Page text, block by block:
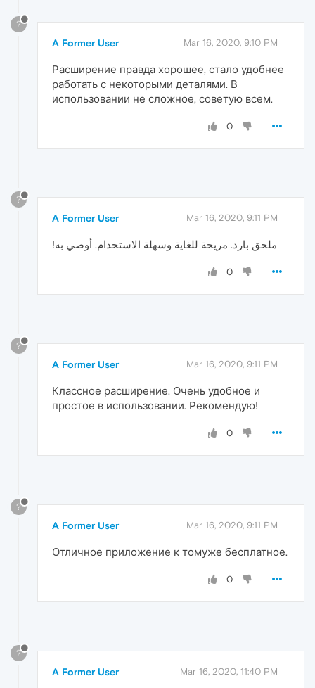
?
A Former User Mar 16, 2020, 9:10 PM
Расширение правда хорошее, стало удобнее
работать с некоторыми деталями. В
использовании не сложное, советую всем.
0
?
A Former User Mar 16, 2020, 9:11 PM
ملحق بارد. مريحة للغاية وسهلة الاستخدام. أوصي به!
0
?
A Former User Mar 16, 2020, 9:11 PM
Классное расширение. Очень удобное и
простое в использовании. Рекомендую!
0
?
A Former User Mar 16, 2020, 9:11 PM
Отличное приложение к томуже бесплатное.
0
?
A Former User Mar 16, 2020, 11:40 PM